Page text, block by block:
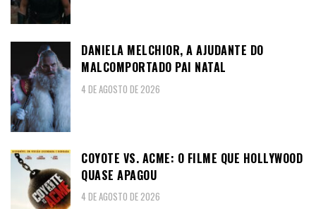
DANIELA MELCHIOR, A AJUDANTE DO
MALCOMPORTADO PAI NATAL
4 DE AGOSTO DE 2026
COYOTE VS. ACME: O FILME QUE HOLLYWOOD
QUASE APAGOU
4 DE AGOSTO DE 2026